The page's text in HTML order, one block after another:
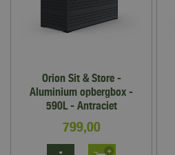
Orion Sit & Store -
Aluminium opbergbox -
590L - Antraciet
799,00